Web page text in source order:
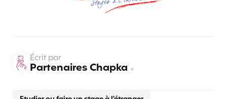
Écrit par
Partenaires Chapka